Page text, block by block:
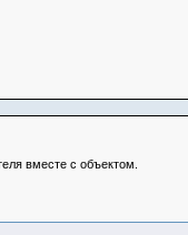
вместе с объектом.